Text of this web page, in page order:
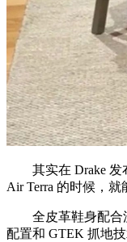
其实在 Drake 发布
Air Terra 的时候，就
全皮革鞋身配合流
配置和 GTEK 抓地